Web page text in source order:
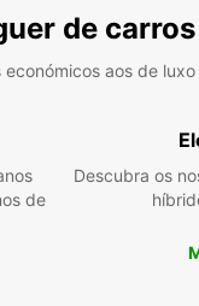
de
aos de luxo
de
Descubra os